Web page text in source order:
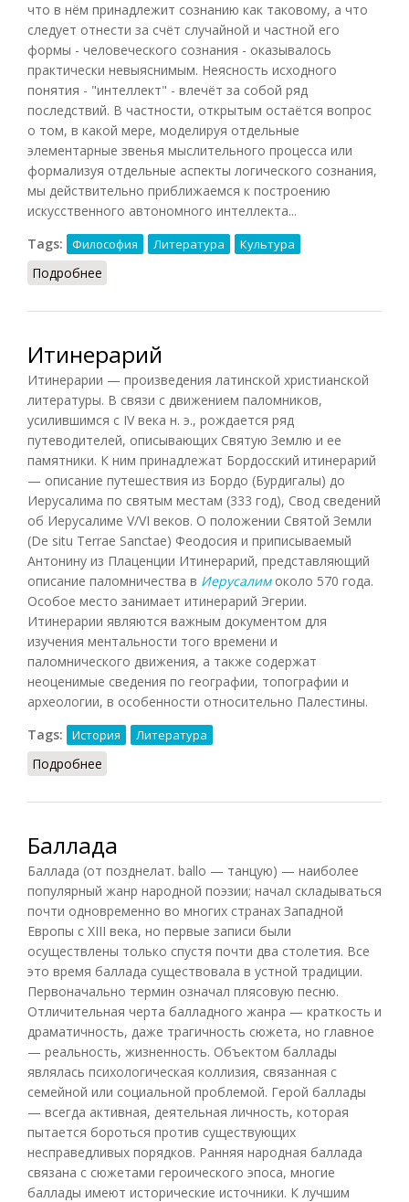
что в нём принадлежит сознанию как таковому, а что
следует отнести за счёт случайной и частной его
формы - человеческого сознания - оказывалось
практически невыяснимым. Неясность исходного
понятия - "интеллект" - влечёт за собой ряд
последствий. В частности, открытым остаётся вопрос
о том, в какой мере, моделируя отдельные
элементарные звенья мыслительного процесса или
формализуя отдельные аспекты логического сознания,
мы действительно приближаемся к построению
искусственного автономного интеллекта...
Tags:
Философия Литература Культура
Подробнее
Итинерарий
Итинерарии — произведения латинской христианской
литературы. В связи с движением паломников,
усилившимся с IV века н. э., рождается ряд
путеводителей, описывающих Святую Землю и ее
памятники. К ним принадлежат Бордосский итинерарий
— описание путешествия из Бордо (Бурдигалы) до
Иерусалима по святым местам (333 год), Свод сведений
об Иерусалиме V/VI веков. О положении Святой Земли
(De situ Terrae Sanctae) Феодосия и приписываемый
Антонину из Плаценции Итинерарий, представляющий
описание паломничества в Иерусалимоколо 570 года.
Особое место занимает итинерарий Эгерии.
Итинерарии являются важным документом для
изучения ментальности того времени и
паломнического движения, а также содержат
неоценимые сведения по географии, топографии и
археологии, в особенности относительно Палестины.
Tags:
История Литература
Подробнее
Баллада
Баллада (от позднелат. ballo — танцую) — наиболее
популярный жанр народной поэзии; начал складываться
почти одновременно во многих странах Западной
Европы с XIII века, но первые записи были
осуществлены только спустя почти два столетия. Все
это время баллада существовала в устной традиции.
Первоначально термин означал плясовую песню.
Отличительная черта балладного жанра — краткость и
драматичность, даже трагичность сюжета, но главное
— реальность, жизненность. Объектом баллады
являлась психологическая коллизия, связанная с
семейной или социальной проблемой. Герой баллады
— всегда активная, деятельная личность, которая
пытается бороться против существующих
несправедливых порядков. Ранняя народная баллада
связана с сюжетами героического эпоса, многие
баллады имеют исторические источники. К лучшим